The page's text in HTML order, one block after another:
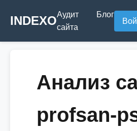
INDEXOАудит
сайта
Блог
Анализ
profsan-